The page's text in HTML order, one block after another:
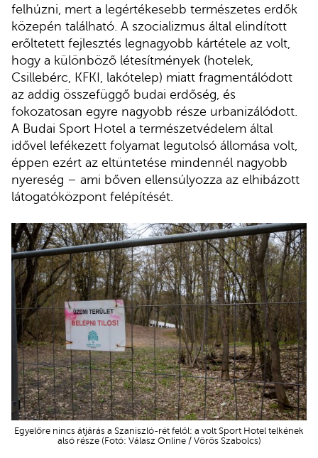
felhúzni, mert a legértékesebb természetes erdők
közepén található. A szocializmus által elindított
erőltetett fejlesztés legnagyobb kártétele az volt,
hogy a különböző létesítmények (hotelek,
Csillebérc, KFKI, lakótelep) miatt fragmentálódott
az addig összefüggő budai erdőség, és
fokozatosan egyre nagyobb része urbanizálódott.
A Budai Sport Hotel a természetvédelem által
idővel lefékezett folyamat legutolsó állomása volt,
éppen ezért az eltüntetése mindennél nagyobb
nyereség – ami bőven ellensúlyozza az elhibázott
látogatóközpont felépítését.
Egyelőre nincs átjárás a Szaniszló-rét felől: a volt Sport Hotel telkének
alsó része (Fotó: Válasz Online / Vörös Szabolcs)